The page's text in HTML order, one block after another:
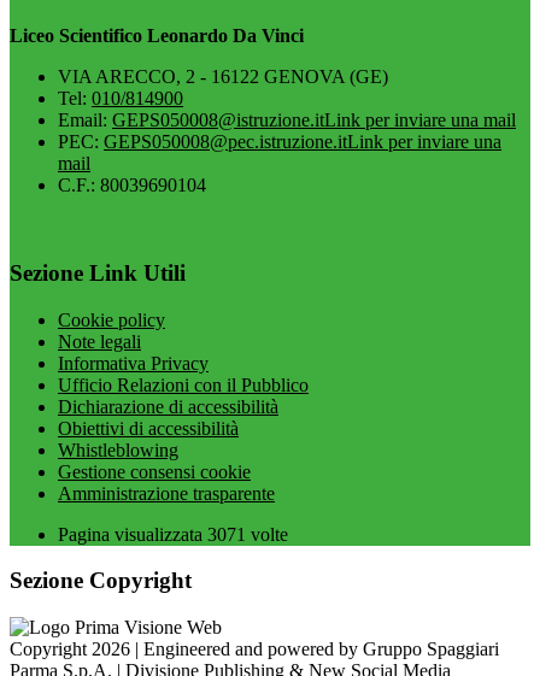
Liceo Scientifico Leonardo Da Vinci
VIA ARECCO, 2 - 16122 GENOVA (GE)
Tel: 010/814900
Email: GEPS050008@istruzione.itLink per inviare una mail
PEC: GEPS050008@pec.istruzione.itLink per inviare una
mail
C.F.: 80039690104
Sezione Link Utili
Cookie policy
Note legali
Informativa Privacy
Ufficio Relazioni con il Pubblico
Dichiarazione di accessibilità
Obiettivi di accessibilità
Whistleblowing
Gestione consensi cookie
Amministrazione trasparente
Pagina visualizzata 3071 volte
Sezione Copyright
Copyright 2026 | Engineered and powered by Gruppo Spaggiari
Parma S.p.A. | Divisione Publishing & New Social Media